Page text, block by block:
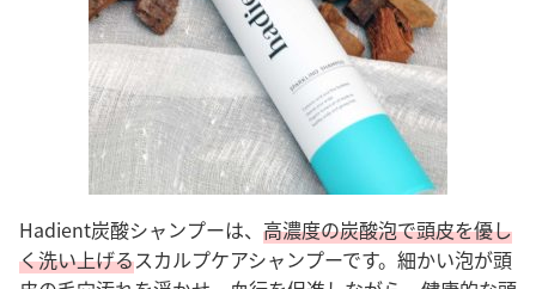
Hadient炭酸シャンプーは、 高濃度の炭酸泡で頭皮を優し
く洗い上げるスカルプケアシャンプーです。細かい泡が頭